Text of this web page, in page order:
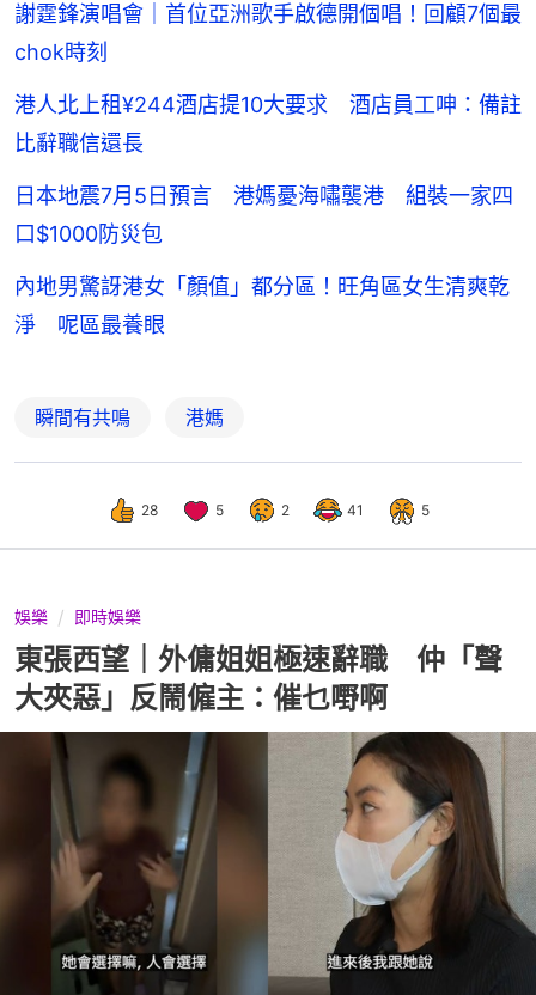
謝霆鋒演唱會｜首位亞洲歌手啟德開個唱！回顧7個最
chok時刻
港人北上租¥244酒店提10大要求 酒店員工呻：備註
比辭職信還長
日本地震7月5日預言 港媽憂海嘯襲港 組裝一家四
口$1000防災包
內地男驚訝港女「顏值」都分區！旺角區女生清爽乾
淨 呢區最養眼
瞬間有共鳴 港媽
28 5 2 41 5
娛樂 即時娛樂
東張西望｜外傭姐姐極速辭職 仲「聲
大夾惡」反鬧僱主：催乜嘢啊